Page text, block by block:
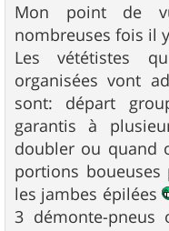
s
s
a
g
e
Mon point de
nombreuses fois il
Les vététistes
organisées vont
sont: départ
garantis à
doubler ou quand
portions
les jambes épilées
3 démonte-